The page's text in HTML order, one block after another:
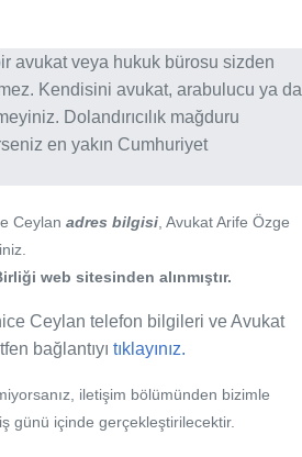
avukat veya hukuk bürosu sizden
Kendisini avukat, arabulucu ya da
Dolandırıcılık mağduru
en yakın Cumhuriyet
Ceylan adres bilgisi , Avukat Arife Özge
web sitesinden alınmıştır.
Ceylan telefon bilgileri ve Avukat
bağlantıyı tıklayınız.
iletişim bölümünden bizimle
günü içinde gerçekleştirilecektir.